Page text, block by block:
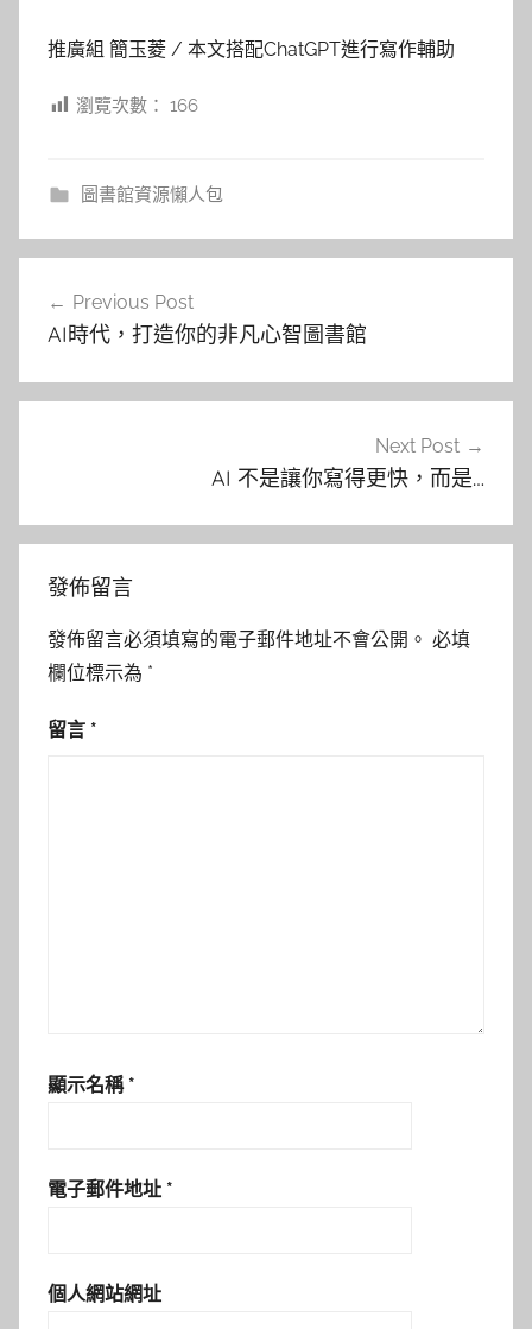
推廣組 簡玉菱 / 本文搭配ChatGPT進行寫作輔助
瀏覽次數： 166
圖書館資源懶人包
覽
Previous Post
AI時代，打造你的非凡心智圖書館
Next Post
AI 不是讓你寫得更快，而是…
發佈留言
發佈留言必須填寫的電子郵件地址不會公開。 必填
欄位標示為 *
留言 *
顯示名稱 *
電子郵件地址 *
個人網站網址